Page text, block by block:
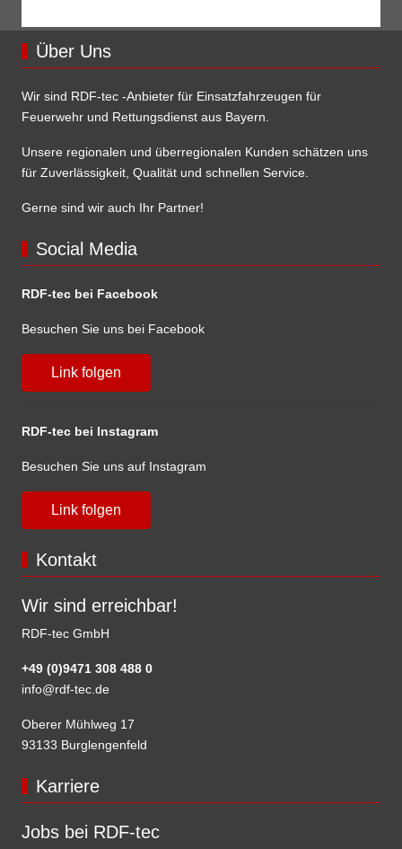
Über Uns
Wir sind RDF-tec -Anbieter für Einsatzfahrzeugen für
Feuerwehr und Rettungsdienst aus Bayern.
Unsere regionalen und überregionalen Kunden schätzen uns
für Zuverlässigkeit, Qualität und schnellen Service.
Gerne sind wir auch Ihr Partner!
Social Media
RDF-tec bei Facebook
Besuchen Sie uns bei Facebook
Link folgen
RDF-tec bei Instagram
Besuchen Sie uns auf Instagram
Link folgen
Kontakt
Wir sind erreichbar!
RDF-tec GmbH
+49 (0)9471 308 488 0
info@rdf-tec.de
Oberer Mühlweg 17
93133 Burglengenfeld
Karriere
Jobs bei RDF-tec